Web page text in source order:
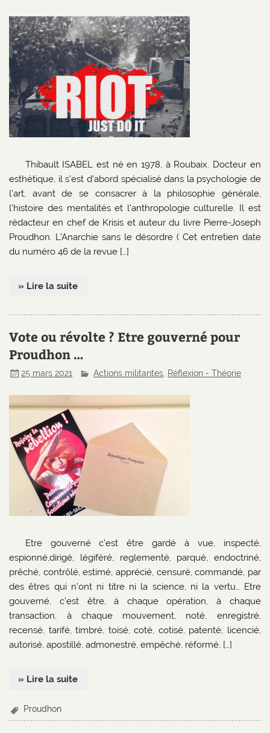
Thibault ISABEL est né en 1978, à Roubaix. Docteur en
esthétique, il s’est d’abord spécialisé dans la psychologie de
l’art, avant de se consacrer à la philosophie générale,
l’histoire des mentalités et l’anthropologie culturelle. Il est
rédacteur en chef de Krisis et auteur du livre Pierre-Joseph
Proudhon. L’Anarchie sans le désordre ( Cet entretien date
du numéro 46 de la revue […]
» Lire la suite
Vote ou révolte ? Etre gouverné pour
Proudhon …
25 mars 2021 Actions militantes Réflexion - Théorie
Etre gouverné c’est être gardé à vue, inspecté,
espionné,dirigé, légiféré, reglementé, parqué, endoctriné,
prêché, contrôlé, estimé, apprécié, censuré, commandé, par
des êtres qui n’ont ni titre ni la science, ni la vertu… Etre
gouverné, c’est être, à chaque opération, à chaque
transaction, à chaque mouvement, noté, enregistré,
recensé, tarifé, timbré, toisé, coté, cotisé, patenté, licencié,
autorisé, apostillé, admonestré, empêché, réformé, […]
» Lire la suite
Proudhon